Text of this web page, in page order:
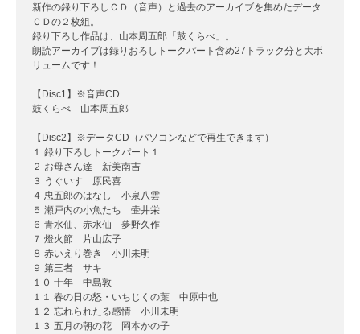
新作の録り下ろしＣＤ（音声）と過去のアーカイブを集めたデータ
ＣＤの２枚組。
録り下ろし作品は、山本周五郎「鼓くらべ」。
朗読アーカイブは録りおろしトークパート含め27トラック分と大ボ
リュームです！
【Disc1】※音声CD
鼓くらべ 山本周五郎
【Disc2】※データCD（パソコンなどで再生できます）
１ 録り下ろしトークパート１
２ お母さん達 新美南吉
３ うぐいす 原民喜
４ 忠五郎のはなし 小泉八雲
５ 瀬戸内の小魚たち 壷井栄
６ 青水仙、赤水仙 夢野久作
７ 燈火節 片山広子
８ 赤いえり巻き 小川未明
９ 第三者 サキ
１０ 十年 中島敦
１１ 春の日の怒・いちじくの葉 中原中也
１２ 忘れられたる感情 小川未明
１３ 五月の朝の花 岡本かの子